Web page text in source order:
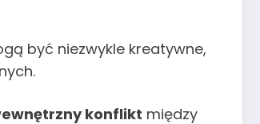
być niezwykle kreatywne,
konflikt między